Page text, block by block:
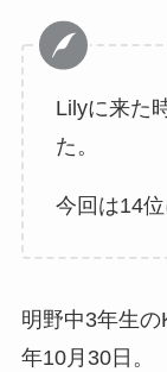
Lilyに来た
た。
今回は14位
明野中3年生
年10月30日。